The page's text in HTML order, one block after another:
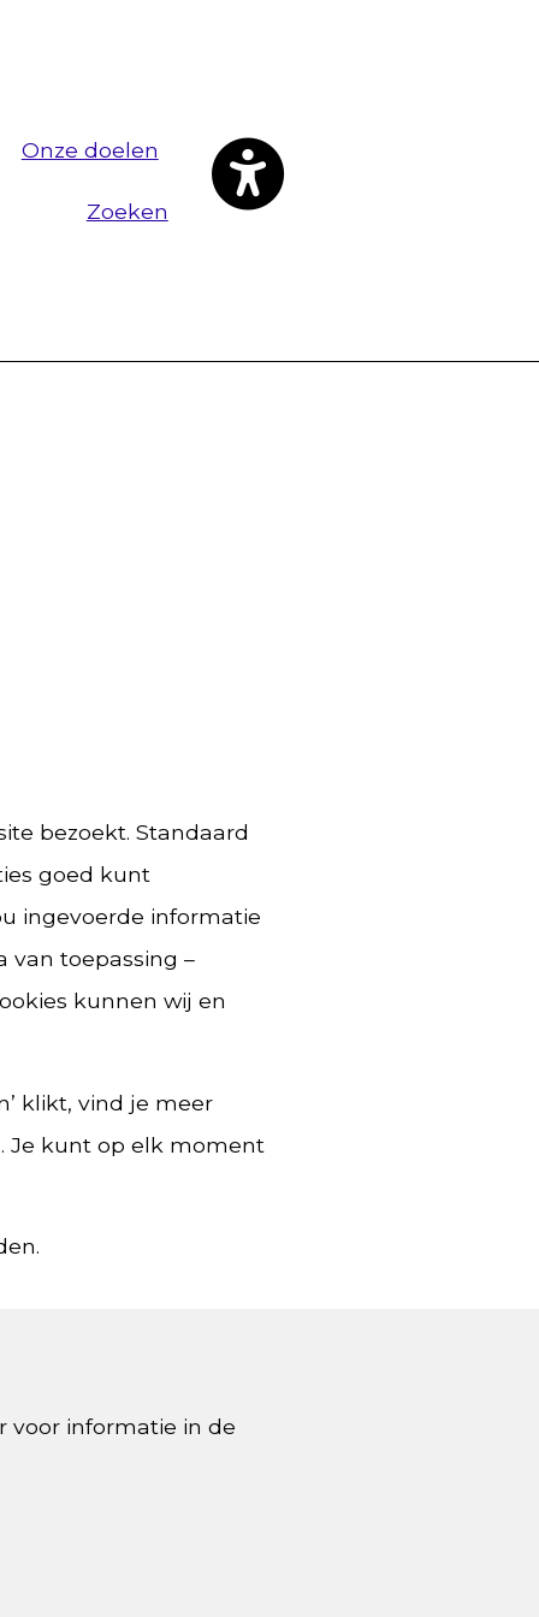
Onze doelen
Zoeken
bezoekt. Standaard
goed kunt
ingevoerde informatie
van toepassing –
kunnen wij en
klikt, vind je meer
Je kunt op elk moment
voor informatie in de